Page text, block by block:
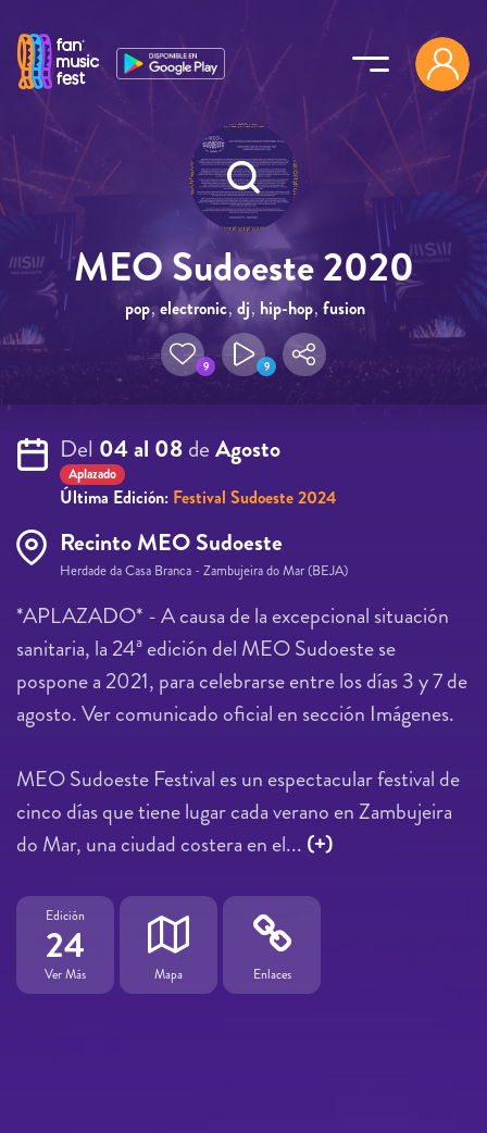
MEO Sudoeste 2020
pop,electronic, dj, hip-hop, fusion
9 9
Del 04 al 08deAgosto
Aplazado
Última Edición: Festival Sudoeste 2024
Recinto MEO Sudoeste
Herdade da Casa Branca - Zambujeira do Mar (BEJA)
*APLAZADO* - A causa de la excepcional situación
sanitaria, la 24ª edición del MEO Sudoeste se
pospone a 2021, para celebrarse entre los días 3 y 7 de
agosto. Ver comunicado oficial en sección Imágenes.
MEO Sudoeste Festival es un espectacular festival de
cinco días que tiene lugar cada verano en Zambujeira
do Mar, una ciudad costera en el... (+)
Edición
24
Ver Más Mapa Enlaces